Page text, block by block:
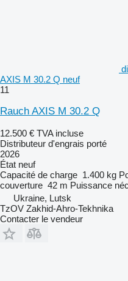
AXIS M 30.2 Q neuf
11
Rauch AXIS M 30.2 Q
12.500 € TVA incluse
Distributeur d'engrais porté
2026
État neuf
Capacité de charge 1.400 kg
couverture 42 m Puissance
Ukraine, Lutsk
TzOV Zakhid-Ahro-Tekhnika
Contacter le vendeur